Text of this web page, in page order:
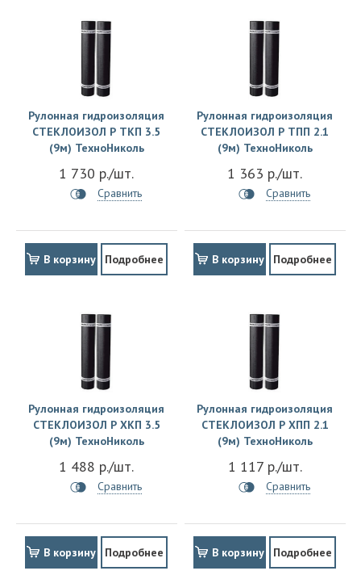
Рулонная гидроизоляция
СТЕКЛОИЗОЛ Р TКП 3.5
(9м) ТехноНиколь
1 730 р./шт.
Сравнить
В корзину Подробнее
Рулонная гидроизоляция
СТЕКЛОИЗОЛ Р TПП 2.1
(9м) ТехноНиколь
1 363 р./шт.
Сравнить
В корзину Подробнее
Рулонная гидроизоляция
СТЕКЛОИЗОЛ Р ХКП 3.5
(9м) ТехноНиколь
1 488 р./шт.
Сравнить
В корзину Подробнее
Рулонная гидроизоляция
СТЕКЛОИЗОЛ Р ХПП 2.1
(9м) ТехноНиколь
1 117 р./шт.
Сравнить
В корзину Подробнее